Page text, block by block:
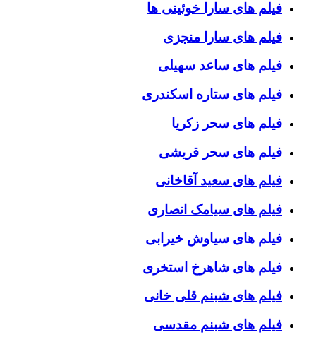
فیلم های سارا خوئینی ها
فیلم های سارا منجزی
فیلم های ساعد سهیلی
فیلم های ستاره اسکندری
فیلم های سحر زکریا
فیلم های سحر قریشی
فیلم های سعید آقاخانی
فیلم های سیامک انصاری
فیلم های سیاوش خیرابی
فیلم های شاهرخ استخری
فیلم های شبنم قلی خانی
فیلم های شبنم مقدسی